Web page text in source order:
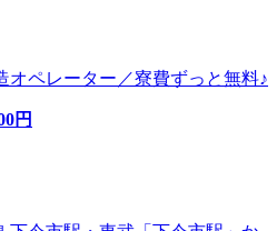
ペレーター／寮費ずっと無料♪
円